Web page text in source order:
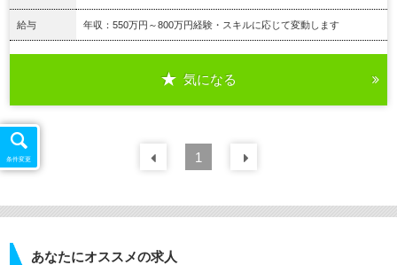
給与 年収：550万円～800万円経験・スキルに応じて変動します
気になる
前の 件
1
あなたにオススメの求人
条件変更